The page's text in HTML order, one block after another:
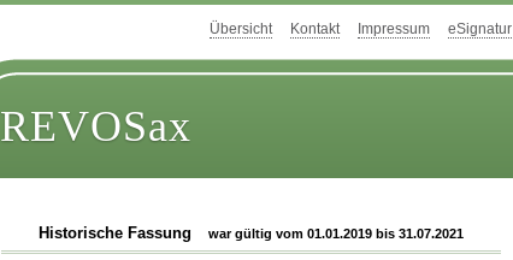
Übersicht Kontakt Impressum eSignatur
REVOSax
Historische Fassung war gültig vom 01.01.2019 bis 31.07.2021